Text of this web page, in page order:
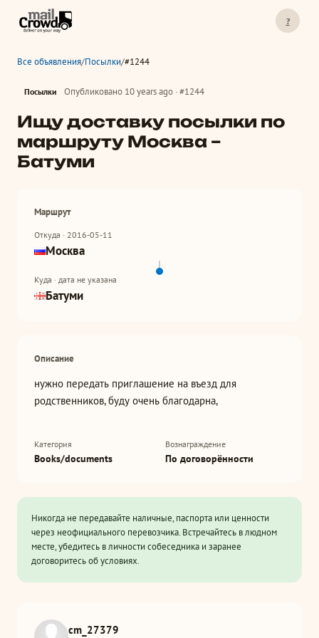
?
Все объявления/Посылки/#1244
Посылки Опубликовано 10 years ago · #1244
Ищу доставку посылки по
маршруту Москва –
Батуми
Маршрут
Откуда · 2016-05-11
Москва
Куда · дата не указана
Батуми
Описание
нужно передать приглашение на въезд для
родственников, буду очень благодарна,
Категория
Books/documents
Вознаграждение
По договорённости
Никогда не передавайте наличные, паспорта или ценности
через неофициального перевозчика. Встречайтесь в людном
месте, убедитесь в личности собеседника и заранее
договоритесь об условиях.
cm_27379